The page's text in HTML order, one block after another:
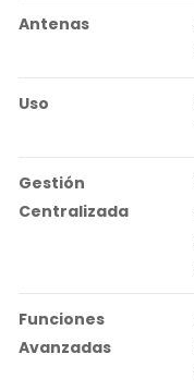
Antenas
Uso
Gestión
Centralizada
Funciones
Avanzadas